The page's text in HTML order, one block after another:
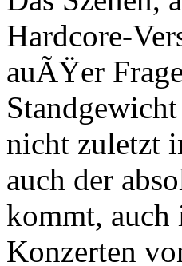
Hardcore-
auÃŸer
nicht zuletzt
auch der
kommt, auch
Konzerten